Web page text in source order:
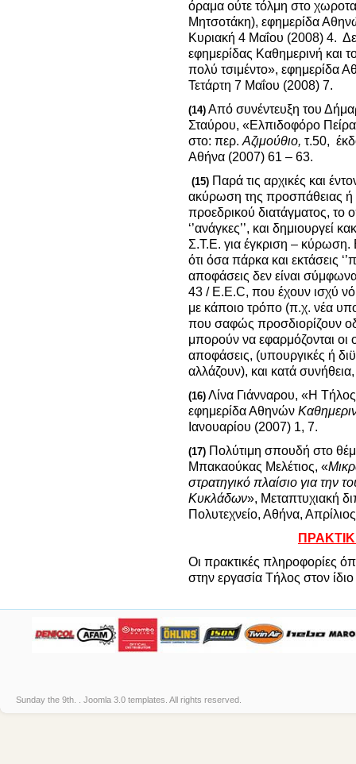
όραμα ούτε τόλμη στο
Μητσοτάκη), εφημερίδα
Κυριακή 4 Μαΐου (2008) 4.
εφημερίδας Καθημερινή και
πολύ τσιμέντο», εφημερίδα
Τετάρτη 7 Μαΐου (2008) 7.
(14) Από συνέντευξη του
Σταύρου, «Ελπιδοφόρο
στο: περ. Αζιμούθιο, τ.50,
Αθήνα (2007) 61 – 63.
(15) Παρά τις αρχικές και
ακύρωση της προσπάθειας ή
προεδρικού διατάγματος, το
‘’ανάγκες’’, και δημιουργεί
Σ.Τ.Ε. για έγκριση – κύρωση.
ότι όσα πάρκα και εκτάσεις
αποφάσεις δεν είναι
43 / E.E.C, που έχουν ισχύ
με κάποιο τρόπο (π.χ. νέα
που σαφώς προσδιορίζουν
μπορούν να εφαρμόζονται οι
αποφάσεις, (υπουργικές ή
αλλάζουν), και κατά
(16) Λίνα Γιάνναρου, «Η
εφημερίδα Αθηνών
Ιανουαρίου (2007) 1, 7.
(17) Πολύτιμη σπουδή στο
Μπακαούκας Μελέτιος, «
στρατηγικό πλαίσιο για την
Κυκλάδων», Μεταπτυχιακή
Πολυτεχνείο, Αθήνα,
Οι πρακτικές πληροφορίες
στην εργασία Τήλος στον
Sunday the 9th. . Joomla 3.0 templates . All rights reserved.